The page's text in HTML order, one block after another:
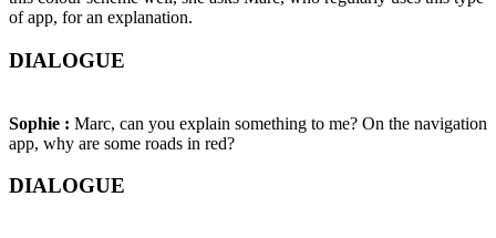
of app, for an explanation.
DIALOGUE
Sophie : Marc, can you explain something to me? On the navigation
app, why are some roads in red?
DIALOGUE